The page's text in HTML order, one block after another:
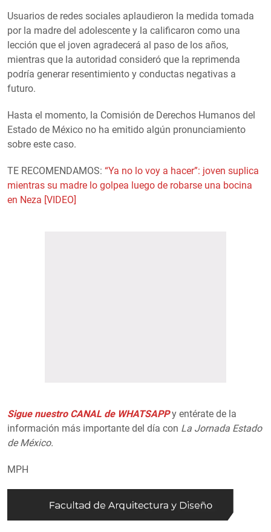
Usuarios de redes sociales aplaudieron la medida tomada
por la madre del adolescente y la calificaron como una
lección que el joven agradecerá al paso de los años,
mientras que la autoridad consideró que la reprimenda
podría generar resentimiento y conductas negativas a
futuro.
Hasta el momento, la Comisión de Derechos Humanos del
Estado de México no ha emitido algún pronunciamiento
sobre este caso.
TE RECOMENDAMOS: “Ya no lo voy a hacer”: joven suplica
mientras su madre lo golpea luego de robarse una bocina
en Neza [VIDEO]
Sigue nuestro CANAL de WHATSAPP y entérate de la
información más importante del día con La Jornada Estado
de México.
MPH